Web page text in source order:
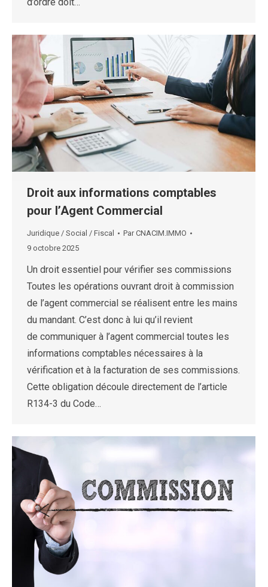
Droit aux informations comptables
pour l’Agent Commercial
Juridique / Social / Fiscal ParCNACIM.IMMO
9 octobre 2025
Un droit essentiel pour vérifier ses commissions
Toutes les opérations ouvrant droit à commission
de l’agent commercial se réalisent entre les mains
du mandant. C’est donc à lui qu’il revient
de communiquer à l’agent commercial toutes les
informations comptables nécessaires à la
vérification et à la facturation de ses commissions.
Cette obligation découle directement de l’article
R134-3 du Code…